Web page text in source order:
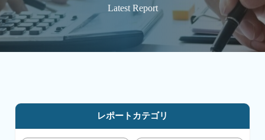
Latest Report
レポートカテゴリ